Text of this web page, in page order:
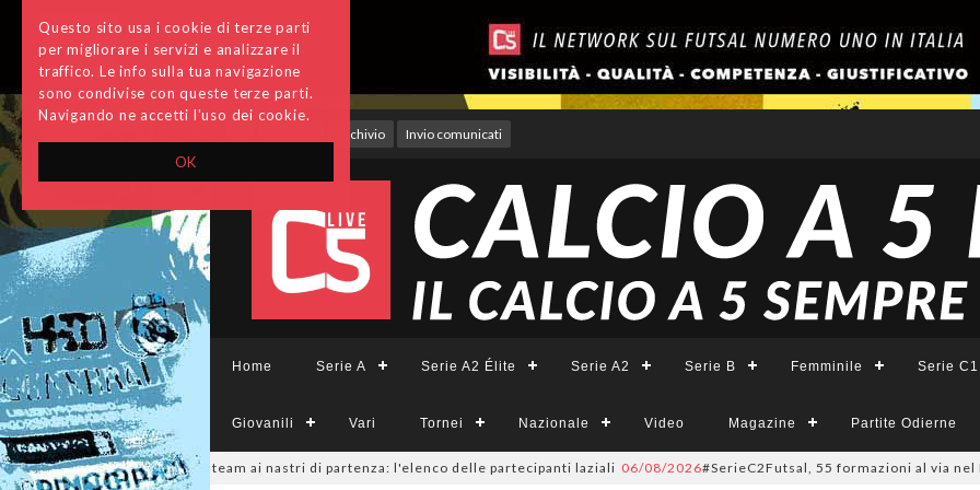
OK
Questo sito usa i cookie di terze parti
per migliorare i servizi e analizzare il
traffico. Le info sulla tua navigazione
sono condivise con queste terze parti.
Navigando ne accetti l'uso dei cookie.
Archivio Invio comunicati
Home Serie A Serie A2 Élite Serie A2 Serie B Femminile Serie C1
Giovanili Vari Tornei Nazionale Video Magazine Partite Odierne
sono 14 i team ai nastri di partenza: l'elenco delle partecipanti laziali 06/08/2026#SerieC2Futsal, 55 formazioni al via nel